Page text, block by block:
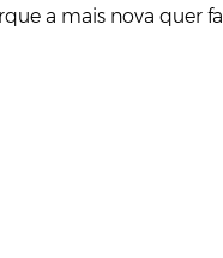
a mais nova quer